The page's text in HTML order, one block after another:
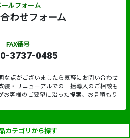
ールフォーム
わせフォーム
FAX番号
3737-0485
な点がございましたら気軽にお問い合わせ
装・リニューアルでの一括導入のご相談も
お客様のご要望に沿った提案、お見積もり
カテゴリから探す